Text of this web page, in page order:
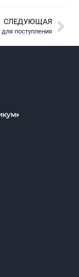
СЛЕДУЮЩАЯ
поступления